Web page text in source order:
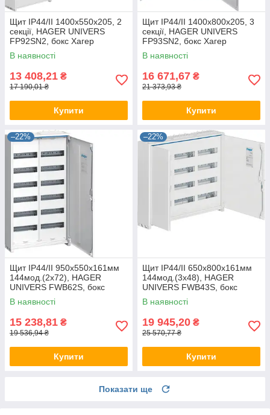
Щит IP44/II 1400x550x205, 2
секції, HAGER UNIVERS
FP92SN2, бокс Хагер
настінний, шафа метал
(rozetka)
В наявності
13 408,21 ₴
17 190,01 ₴
Купити
Щит IP44/II 1400x800x205, 3
секції, HAGER UNIVERS
FP93SN2, бокс Хагер
настінний, шафа метал
(rozetka)
В наявності
16 671,67 ₴
21 373,93 ₴
Купити
–22%
Щит IP44/II 950x550x161мм
144мод.(2x72), HAGER
UNIVERS FWB62S, бокс
Хагер настінний, шафа
метал (rozetka)
В наявності
15 238,81 ₴
19 536,94 ₴
Купити
–22%
Щит IP44/II 650x800x161мм
144мод.(3x48), HAGER
UNIVERS FWB43S, бокс
Хагер настінний, шафа
метал (rozetka)
В наявності
19 945,20 ₴
25 570,77 ₴
Купити
Показати ще